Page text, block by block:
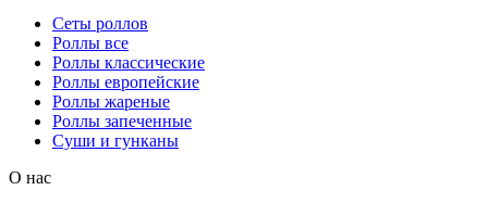
Сеты роллов
Роллы все
Роллы классические
Роллы европейские
Роллы жареные
Роллы запеченные
Суши и гунканы
О нас